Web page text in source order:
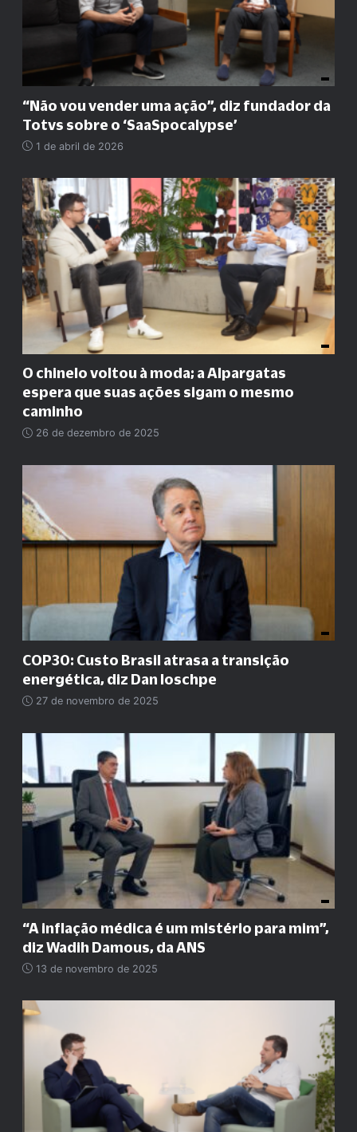
“Não vou vender uma ação”, diz fundador da
Totvs sobre o ‘SaaSpocalypse’
1 de abril de 2026
O chinelo voltou à moda; a Alpargatas
espera que suas ações sigam o mesmo
caminho
26 de dezembro de 2025
COP30: Custo Brasil atrasa a transição
energética, diz Dan Ioschpe
27 de novembro de 2025
“A inflação médica é um mistério para mim”,
diz Wadih Damous, da ANS
13 de novembro de 2025